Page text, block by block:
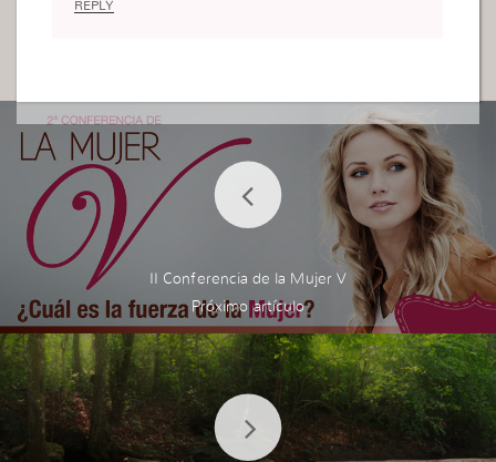
REPLY
II Conferencia de la Mujer V